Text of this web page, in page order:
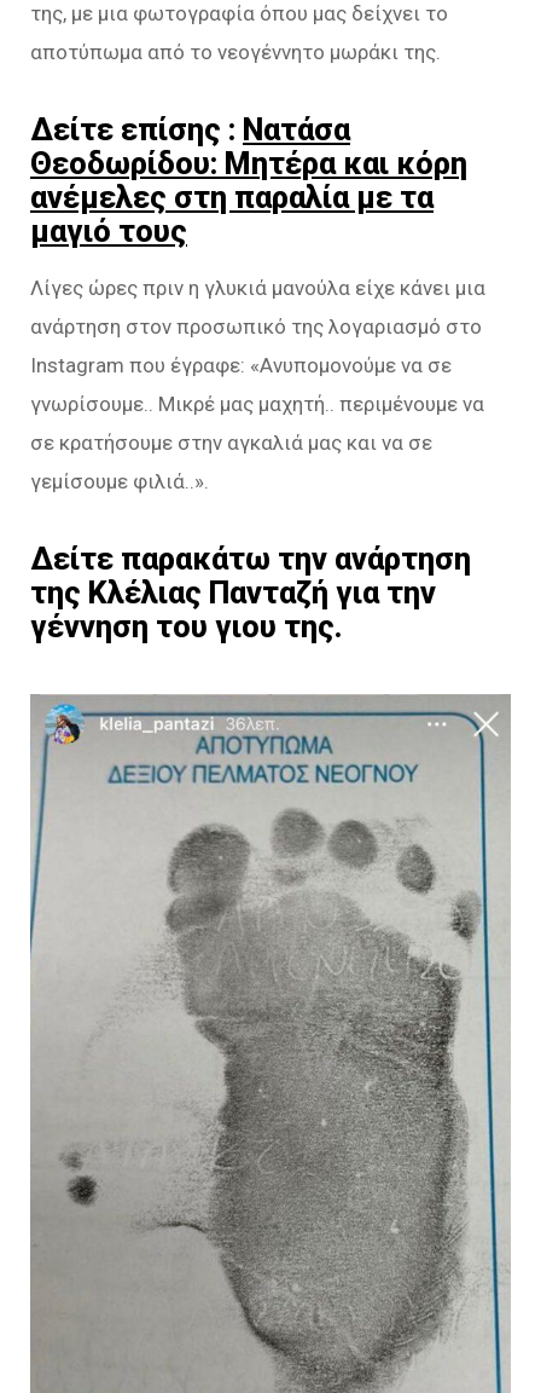
της, με μια φωτογραφία όπου μας δείχνει το
αποτύπωμα από το νεογέννητο μωράκι της.
Δείτε επίσης : Νατάσα
Θεοδωρίδου: Μητέρα και κόρη
ανέμελες στη παραλία με τα
μαγιό τους
Λίγες ώρες πριν η γλυκιά μανούλα είχε κάνει μια
ανάρτηση στον προσωπικό της λογαριασμό στο
Instagram που έγραφε: «Ανυπομονούμε να σε
γνωρίσουμε.. Μικρέ μας μαχητή.. περιμένουμε να
σε κρατήσουμε στην αγκαλιά μας και να σε
γεμίσουμε φιλιά..».
Δείτε παρακάτω την ανάρτηση
της Κλέλιας Πανταζή για την
γέννηση του γιου της.